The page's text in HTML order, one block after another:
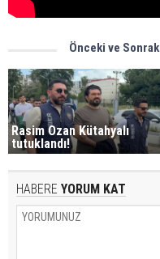
Önceki ve
Rasim Ozan Kütahyalı
tutuklandı!
HABERE YORUM KAT